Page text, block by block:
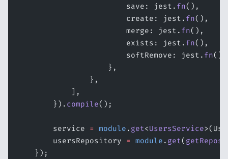
                        save: jest.
fn(),
                        create: jest.
fn(),
                        merge: jest.
fn(),
                        exists: jest.
fn(),
                        softRemove: jest.
fn(),
                    },
                },
            ],
        }).
compile();
        service
= module . get<UsersService
        usersRepository
= module . get(
    });